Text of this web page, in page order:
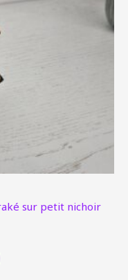
sur petit nichoir